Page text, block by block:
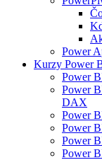
Power
Kurzy Power
Power
Power
DAX
Power
Power
Power
Power